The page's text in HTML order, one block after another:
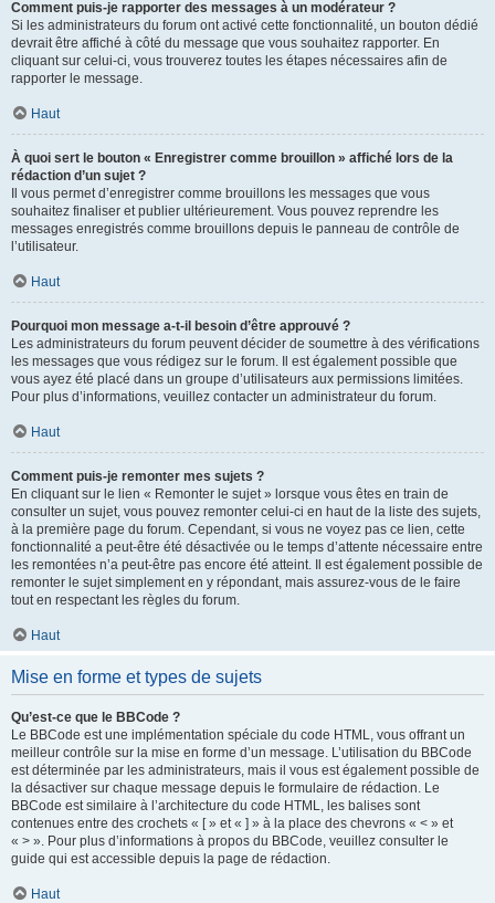
Comment puis-je rapporter des messages à un modérateur ?
Si les administrateurs du forum ont activé cette fonctionnalité, un bouton dédié
devrait être affiché à côté du message que vous souhaitez rapporter. En
cliquant sur celui-ci, vous trouverez toutes les étapes nécessaires afin de
rapporter le message.
Haut
À quoi sert le bouton « Enregistrer comme brouillon » affiché lors de la
rédaction d’un sujet ?
Il vous permet d’enregistrer comme brouillons les messages que vous
souhaitez finaliser et publier ultérieurement. Vous pouvez reprendre les
messages enregistrés comme brouillons depuis le panneau de contrôle de
l’utilisateur.
Haut
Pourquoi mon message a-t-il besoin d’être approuvé ?
Les administrateurs du forum peuvent décider de soumettre à des vérifications
les messages que vous rédigez sur le forum. Il est également possible que
vous ayez été placé dans un groupe d’utilisateurs aux permissions limitées.
Pour plus d’informations, veuillez contacter un administrateur du forum.
Haut
Comment puis-je remonter mes sujets ?
En cliquant sur le lien « Remonter le sujet » lorsque vous êtes en train de
consulter un sujet, vous pouvez remonter celui-ci en haut de la liste des sujets,
à la première page du forum. Cependant, si vous ne voyez pas ce lien, cette
fonctionnalité a peut-être été désactivée ou le temps d’attente nécessaire entre
les remontées n’a peut-être pas encore été atteint. Il est également possible de
remonter le sujet simplement en y répondant, mais assurez-vous de le faire
tout en respectant les règles du forum.
Haut
Mise en forme et types de sujets
Qu’est-ce que le BBCode ?
Le BBCode est une implémentation spéciale du code HTML, vous offrant un
meilleur contrôle sur la mise en forme d’un message. L’utilisation du BBCode
est déterminée par les administrateurs, mais il vous est également possible de
la désactiver sur chaque message depuis le formulaire de rédaction. Le
BBCode est similaire à l’architecture du code HTML, les balises sont
contenues entre des crochets « [ » et « ] » à la place des chevrons « < » et
« > ». Pour plus d’informations à propos du BBCode, veuillez consulter le
guide qui est accessible depuis la page de rédaction.
Haut